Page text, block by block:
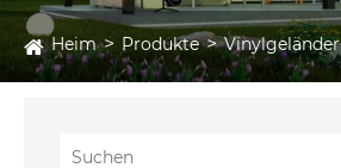
Heim Produkte Vinylgeländer